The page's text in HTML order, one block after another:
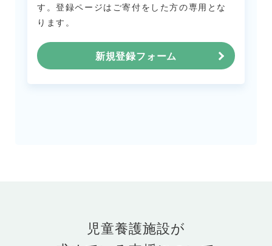
す。登録ページはご寄付をした方の専用とな
ります。
新規登録フォーム
児童養護施設が